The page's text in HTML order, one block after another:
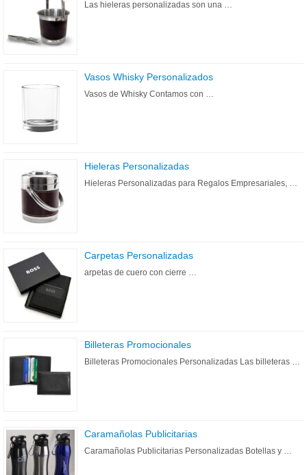
Las hieleras personalizadas son una …
Vasos Whisky Personalizados
Vasos de Whisky Contamos con …
Hieleras Personalizadas
Hieleras Personalizadas para Regalos Empresariales, …
Carpetas Personalizadas
arpetas de cuero con cierre …
Billeteras Promocionales
Billeteras Promocionales Personalizadas Las billeteras …
Caramañolas Publicitarias
Caramañolas Publicitarias Personalizadas Botellas y …